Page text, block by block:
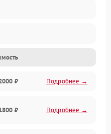
₽ Подробнее →
₽ Подробнее →